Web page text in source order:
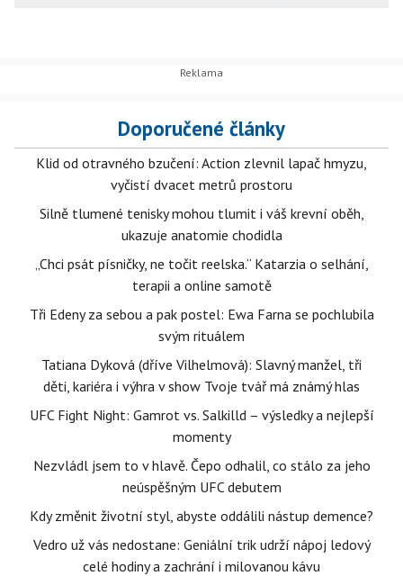
Doporučené články
Klid od otravného bzučení: Action zlevnil lapač hmyzu,
vyčistí dvacet metrů prostoru
Silně tlumené tenisky mohou tlumit i váš krevní oběh,
ukazuje anatomie chodidla
„Chci psát písničky, ne točit reelska.“ Katarzia o selhání,
terapii a online samotě
Tři Edeny za sebou a pak postel: Ewa Farna se pochlubila
svým rituálem
Tatiana Dyková (dříve Vilhelmová): Slavný manžel, tři
děti, kariéra i výhra v show Tvoje tvář má známý hlas
UFC Fight Night: Gamrot vs. Salkilld – výsledky a nejlepší
momenty
Nezvládl jsem to v hlavě. Čepo odhalil, co stálo za jeho
neúspěšným UFC debutem
Kdy změnit životní styl, abyste oddálili nástup demence?
Vedro už vás nedostane: Geniální trik udrží nápoj ledový
celé hodiny a zachrání i milovanou kávu